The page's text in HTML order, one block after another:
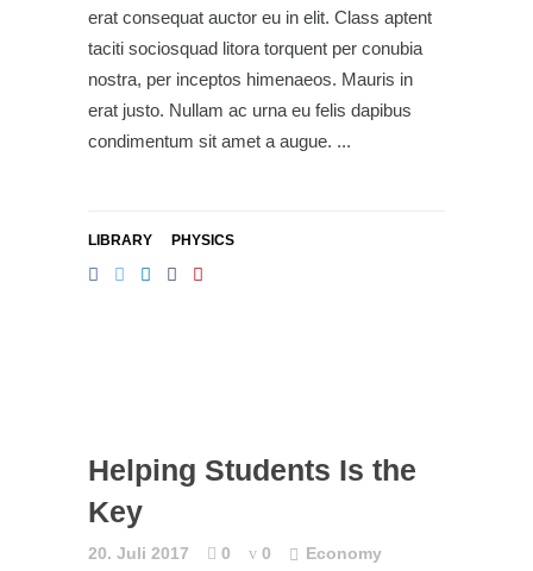
erat consequat auctor eu in elit. Class aptent
taciti sociosquad litora torquent per conubia
nostra, per inceptos himenaeos. Mauris in
erat justo. Nullam ac urna eu felis dapibus
condimentum sit amet a augue.
LIBRARY PHYSICS
Helping Students Is the
Key
20. Juli 2017 0 0 Economy